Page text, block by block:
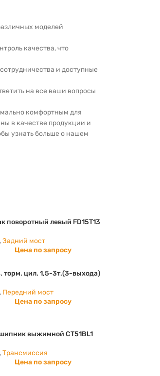
моделей
качества, что
и доступные
на все ваши вопросы
комфортным для
в качестве продукции и
узнать больше о нашем
поворотный левый FD15T13
, Задний мост
Цена по запросу
торм. цил. 1,5-3т.(3-выхода)
, Передний мост
Цена по запросу
выжимной CT51BL1
, Трансмиссия
Цена по запросу